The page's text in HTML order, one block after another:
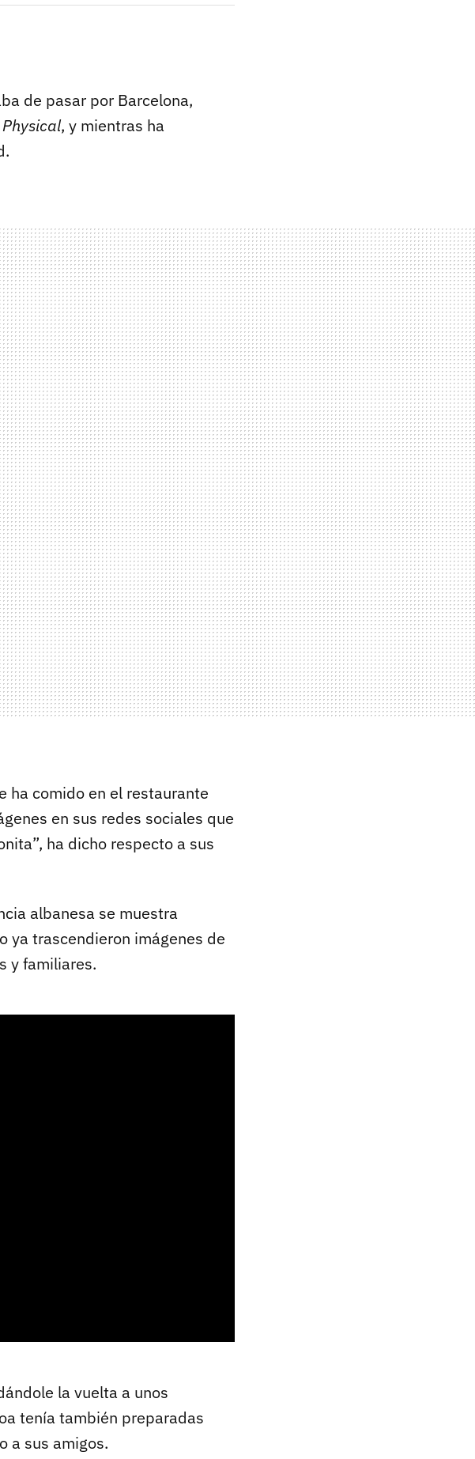
de pasar por Barcelona,
Physical, y mientras ha
ha comido en el restaurante
en sus redes sociales que
ha dicho respecto a sus
albanesa se muestra
ya trascendieron imágenes de
y familiares.
la vuelta a unos
tenía también preparadas
a sus amigos.